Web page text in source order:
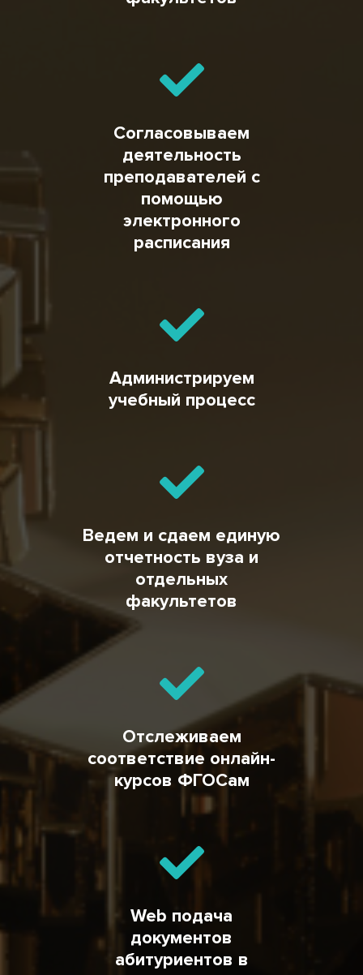
Согласовываем
деятельность
преподавателей с
помощью
электронного
расписания
Администрируем
учебный процесс
Ведем и сдаем единую
отчетность вуза и
отдельных
факультетов
Отслеживаем
соответствие онлайн-
курсов ФГОСам
Web подача
документов
абитуриентов в